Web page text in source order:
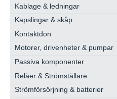
Kablage & ledningar
Kapslingar & skåp
Kontaktdon
Motorer, drivenheter & pumpar
Passiva komponenter
Reläer & Strömställare
Strömförsörjning & batterier